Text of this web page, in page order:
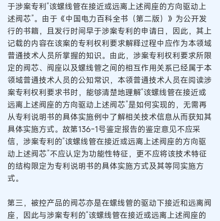
于涉案专利“该螺线管在接近或远离上述阀座的方向驱动上
述阀芯”。由于《中国电力百科全书（第二版）》为公开发
行的书籍，且发行时间早于涉案专利的申请日，因此，其上
记载的内容在该案的专利权利要求解释过程中应作为本领域
普通技术人员所掌握的知识。由此，涉案专利权利要求所限
定的阀芯、阀座以及螺线管之间的相互作用关系已经属于本
领域普通技术人员的公知常识，本领普通技术人员在阅读涉
案专利权利要求书时，能够清楚地理解“该螺线管在接近或
远离上述阀座的方向驱动上述阀芯”是如何实现的，无需再
从专利说明书的具体实施例中了解相关技术信息从而获知其
具体实施方式。故第136-1号鉴定报告的鉴定意见不应采
信，涉案专利的“该螺线管在接近或远离上述阀座的方向驱
动上述阀芯”不应认定为功能性特征，更不应将该技术特征
的结构限定为专利说明书的具体实施方式及其等同实施方
式。
第三，被控产品的阀芯亦是在螺线管的驱动下接近和远离阀
座，因此与涉案专利的“该螺线管在接近或远离上述阀座的